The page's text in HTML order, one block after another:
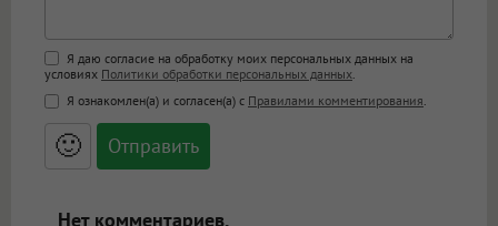
Поддержка HTML
<b>, <strong>, <u>, <i>, <em>, <s>, <big>,
<small>, <sup>, <sub>, <pre>, <ul>, <ol>, <li>,
<blockquote>, <code> экранирует HTML,
адреса URL автоматически становятся
ссылками, и [img]адрес[/img] будет
Я даю согласие на обработку моих персональных данных на
условиях Политики обработки персональных данных.
Я ознакомлен(а) и согласен(а) с Правилами комментирования.
🙂
Нет комментариев.